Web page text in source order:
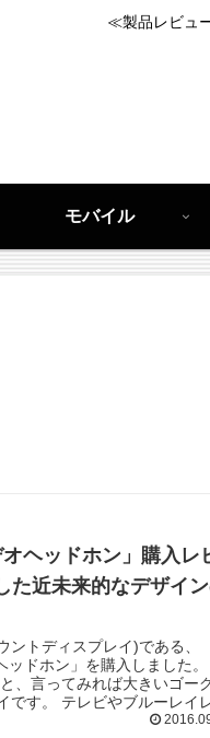
≪製品レビュ
モバイル
ヘッドホン」購入レ
た近未来的なデザイ
ントディスプレイ)である、
ドホン」を購入しました。
、言ってみれば大きいゴー
です。 テレビやブルーレイレ